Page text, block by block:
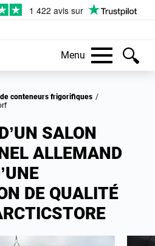
Menu
de conteneurs frigorifiques /
SALON
ALLEMAND
DE QUALITÉ